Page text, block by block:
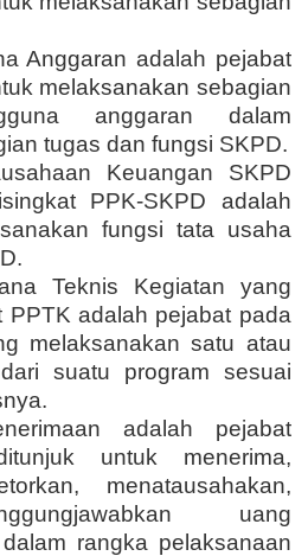
Anggaran adalah pejabat
melaksanakan sebagian
anggaran dalam
tugas dan fungsi SKPD.
Keuangan SKPD
PPK-SKPD adalah
fungsi tata usaha
Teknis Kegiatan yang
PPTK adalah pejabat pada
melaksanakan satu atau
suatu program sesuai
adalah pejabat
untuk menerima,
menatausahakan,
uang
rangka pelaksanaan